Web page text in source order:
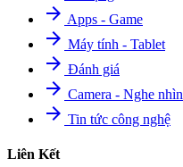
arrow_forward Apps - Game
arrow_forward Máy tính - Tablet
arrow_forward Đánh giá
arrow_forward Camera - Nghe nhìn
arrow_forward Tin tức công nghệ
Liên Kết